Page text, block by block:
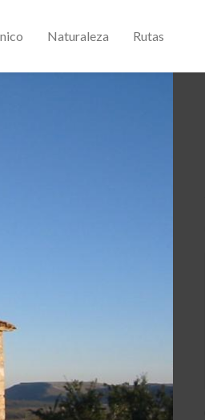
Naturaleza Rutas